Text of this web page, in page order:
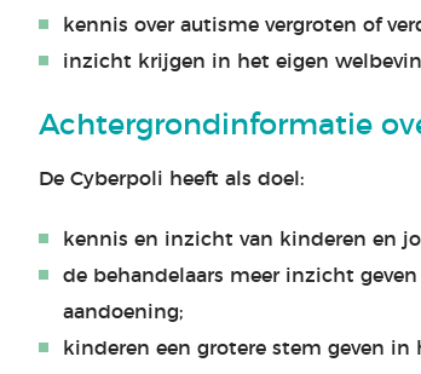
kennis over autisme vergroten of
inzicht krijgen in het eigen
Achtergrondinformatie
De Cyberpoli heeft als doel:
kennis en inzicht van kinderen en
de behandelaars meer inzicht
aandoening;
kinderen een grotere stem geven